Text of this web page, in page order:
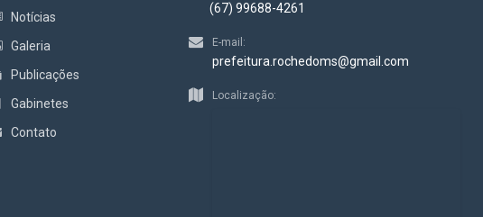
Notícias
Galeria
Publicações
Gabinetes
Contato
(67) 99688-4261
E-mail:
prefeitura.rochedoms@gmail.com
Localização: